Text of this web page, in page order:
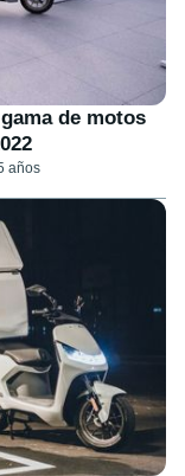
de motos
años